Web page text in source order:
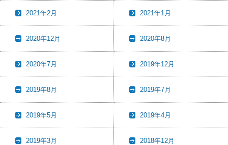
2021年2月 2021年1月
2020年12月 2020年8月
2020年7月 2019年12月
2019年8月 2019年7月
2019年5月 2019年4月
2019年3月 2018年12月